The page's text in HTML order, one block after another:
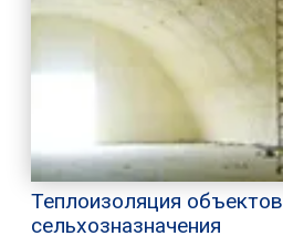
Теплоизоляция объектов
сельхозназначения